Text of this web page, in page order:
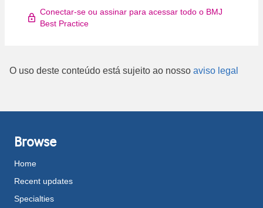
Conectar-se ou assinar para acessar todo o BMJ
Best Practice
O uso deste conteúdo está sujeito ao nosso aviso legal
Browse
Home
Recent updates
Specialties